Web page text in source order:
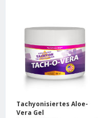
Tachyonisiertes Aloe-
Vera Gel